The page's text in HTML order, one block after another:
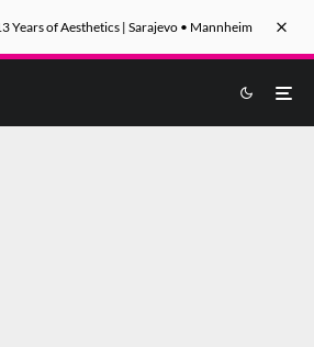
Years of Aesthetics | Sarajevo • Mannheim